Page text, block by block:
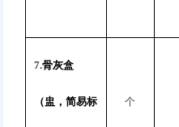
7.骨灰盒
（盅，简易标 个